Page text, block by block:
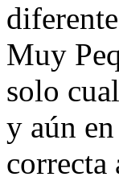
Muy
solo
y aún
correcta